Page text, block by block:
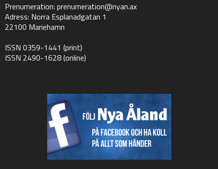
Prenumeration: prenumeration@nyan.ax
Adress: Norra Esplanadgatan 1
22100 Mariehamn
ISSN 0359-1441 (print)
ISSN 2490-1628 (online)